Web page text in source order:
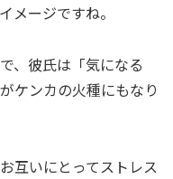
メージですね。
、彼氏は「気になる
ケンカの火種にもなり
互いにとってストレス